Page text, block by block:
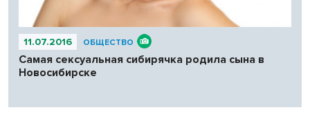
11.07.2016 ОБЩЕСТВО
Самая сексуальная сибирячка родила сына в
Новосибирске